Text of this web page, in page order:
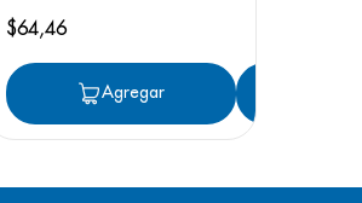
Agregar
$64,46
Agregar